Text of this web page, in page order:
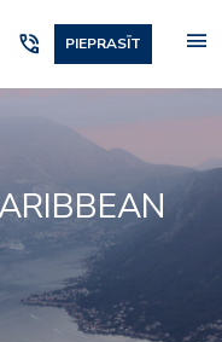
phone_in_talk PIEPRASĪT menu